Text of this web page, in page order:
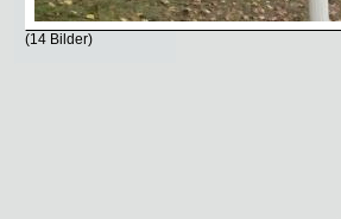
(14 Bilder)